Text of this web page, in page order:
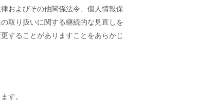
およびその他関係法令、個人情報保
取り扱いに関する継続的な見直しを
することがありますことをあらかじ
す。